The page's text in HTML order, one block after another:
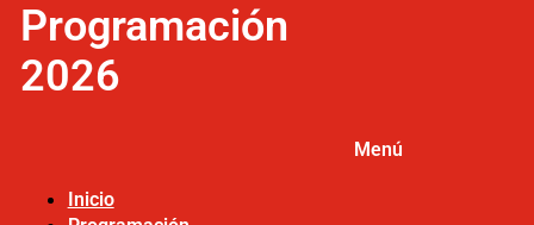
Programación
2026
Menú
Inicio